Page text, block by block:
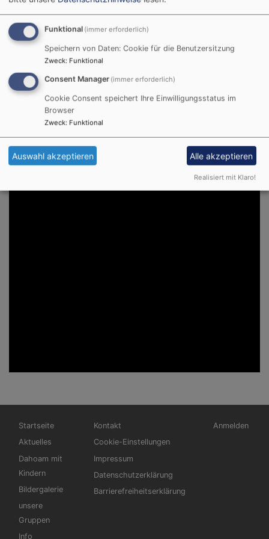
Hauptnavigation
Startseite
Aktuelles
Dahoam mit
Kindern
Bildergalerie
unsere
Gruppen
Info
Fußbereichsmenü
Kontakt
Cookie-Einstellungen
Impressum
Datenschutzerklärung
Barrierefreiheitserklärung
Anmelden
Funktional (immer erforderlich)
Speichern von Daten: Cookie für die Benutzersitzung
Zweck: Funktional
Consent Manager (immer erforderlich)
Cookie Consent speichert Ihre Einwilligungsstatus im
Browser
Zweck: Funktional
Auswahl akzeptieren Alle akzeptieren
Realisiert mit Klaro!